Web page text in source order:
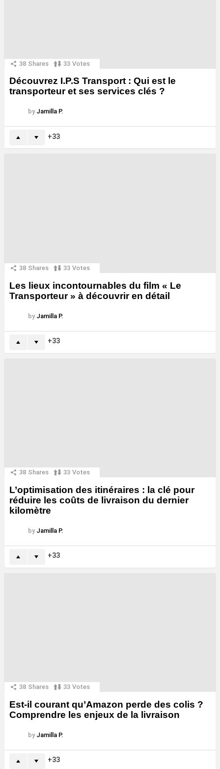
38 Shares 33 Votes
Découvrez I.P.S Transport : Qui est le
transporteur et ses services clés ?
by Jamilla P.
33
38 Shares 33 Votes
Les lieux incontournables du film « Le
Transporteur » à découvrir en détail
by Jamilla P.
33
38 Shares 33 Votes
L’optimisation des itinéraires : la clé pour
réduire les coûts de livraison du dernier
kilomètre
by Jamilla P.
33
38 Shares 33 Votes
Est-il courant qu’Amazon perde des colis ?
Comprendre les enjeux de la livraison
by Jamilla P.
33